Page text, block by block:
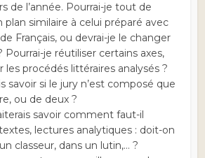
de l’année. Pourrai-je tout de
similaire à celui préparé avec
Français, ou devrai-je le changer
je réutiliser certains axes,
les procédés littéraires analysés ?
savoir si le jury n’est composé que
ou de deux ?
savoir comment faut-il
lectures analytiques : doit-on
classeur, dans un lutin,… ?